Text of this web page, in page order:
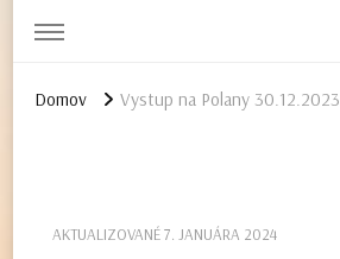
Domov Vystup na Polany 30.12.2023
AKTUALIZOVANÉ7. JANUÁRA 2024